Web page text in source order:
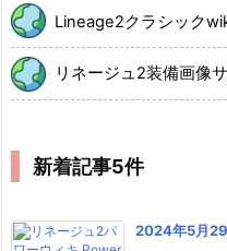
Lineage2クラシック
リネージュ2装備画像
新着記事5件
2024年5月29